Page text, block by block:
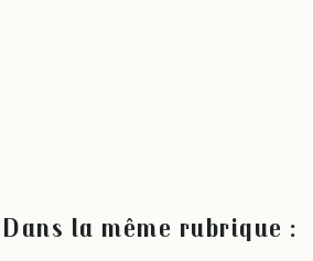
Dans la même rubrique :